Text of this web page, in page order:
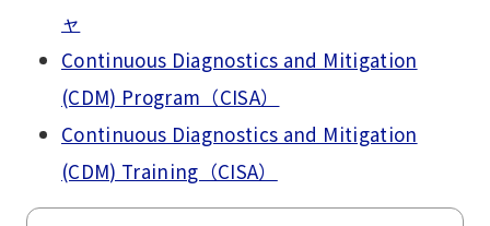
ャ
Continuous Diagnostics and Mitigation
(CDM) Program（CISA）
Continuous Diagnostics and Mitigation
(CDM) Training（CISA）